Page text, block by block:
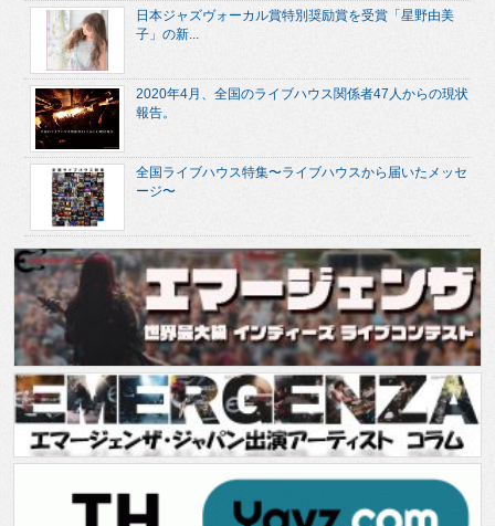
日本ジャズヴォーカル賞特別奨励賞を受賞「星野由美
子」の新...
2020年4月、全国のライブハウス関係者47人からの現状
報告。
全国ライブハウス特集〜ライブハウスから届いたメッセ
ージ〜